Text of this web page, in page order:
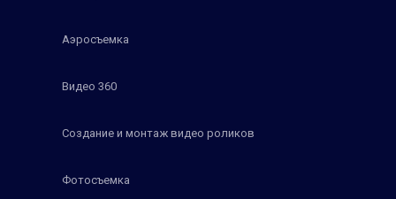
Аэросъемка
Видео 360
Создание и монтаж видео роликов
Фотосъемка